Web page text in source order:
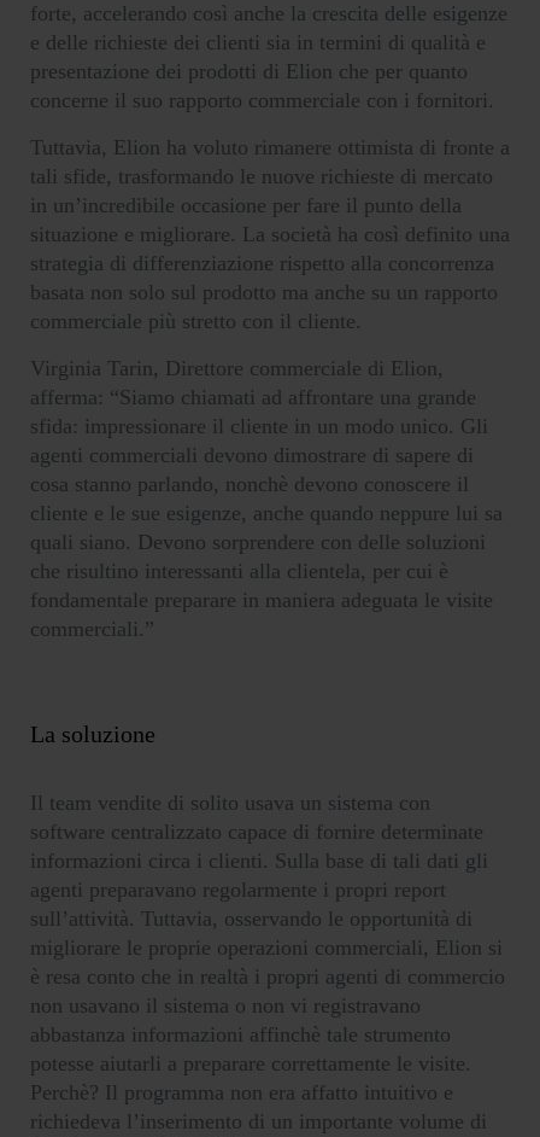
forte, accelerando così anche la crescita delle esigenze
e delle richieste dei clienti sia in termini di qualità e
presentazione dei prodotti di Elion che per quanto
concerne il suo rapporto commerciale con i fornitori.
Tuttavia, Elion ha voluto rimanere ottimista di fronte a
tali sfide, trasformando le nuove richieste di mercato
in un’incredibile occasione per fare il punto della
situazione e migliorare. La società ha così definito una
strategia di differenziazione rispetto alla concorrenza
basata non solo sul prodotto ma anche su un rapporto
commerciale più stretto con il cliente.
Virginia Tarin, Direttore commerciale di Elion,
afferma: “Siamo chiamati ad affrontare una grande
sfida: impressionare il cliente in un modo unico. Gli
agenti commerciali devono dimostrare di sapere di
cosa stanno parlando, nonchè devono conoscere il
cliente e le sue esigenze, anche quando neppure lui sa
quali siano. Devono sorprendere con delle soluzioni
che risultino interessanti alla clientela, per cui è
fondamentale preparare in maniera adeguata le visite
commerciali.”
La soluzione
Il team vendite di solito usava un sistema con
software centralizzato capace di fornire determinate
informazioni circa i clienti. Sulla base di tali dati gli
agenti preparavano regolarmente i propri report
sull’attività. Tuttavia, osservando le opportunità di
migliorare le proprie operazioni commerciali, Elion si
è resa conto che in realtà i propri agenti di commercio
non usavano il sistema o non vi registravano
abbastanza informazioni affinchè tale strumento
potesse aiutarli a preparare correttamente le visite.
Perchè? Il programma non era affatto intuitivo e
richiedeva l’inserimento di un importante volume di